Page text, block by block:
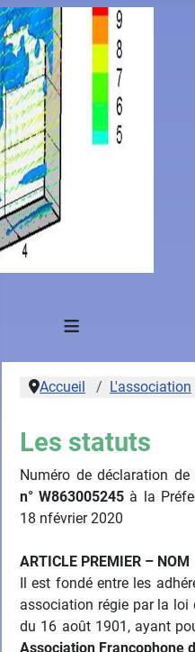
≡
Accueil L'association
Les statuts
Numéro de déclaration
n° W863005245 à la
18 nfévrier 2020
ARTICLE PREMIER – NOM
Il est fondé entre les
association régie par la
du 16 août 1901, ayant
Association Francophone